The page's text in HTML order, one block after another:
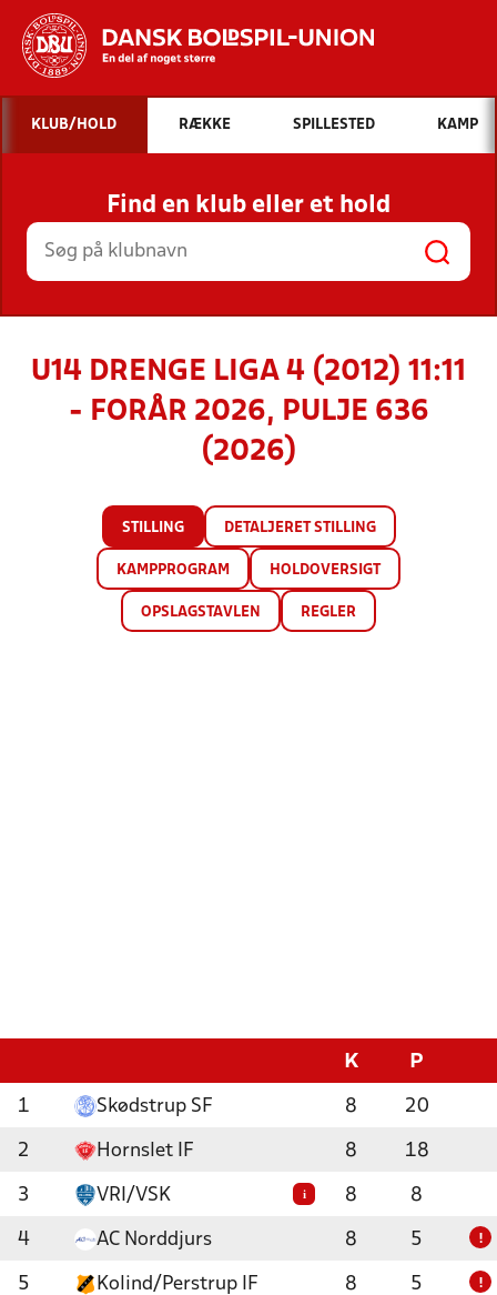
Hvad vil du søge efter?
INDHOLD OG NYHEDER
STILLINGER, RESULTATER, KLUBBER OG
HOLD
KLUB/HOLD RÆKKE SPILLESTED KAMP
Find en klub eller et hold
U14 DRENGE LIGA 4 (2012) 11:11
- FORÅR 2026, PULJE 636
(2026)
STILLING DETALJERET STILLING
KAMPPROGRAM HOLDOVERSIGT
OPSLAGSTAVLEN REGLER
K P
1 Skødstrup SF 8 20
2 Hornslet IF 8 18
3 VRI/VSK i 8 8
4 AC Norddjurs 8 5 !
5 Kolind/Perstrup IF 8 5 !